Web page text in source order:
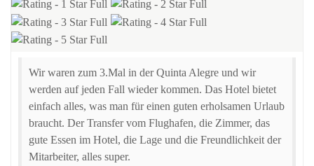
Wir waren zum 3.Mal in der Quinta Alegre und wir
werden auf jeden Fall wieder kommen. Das Hotel bietet
einfach alles, was man für einen guten erholsamen Urlaub
braucht. Der Transfer vom Flughafen, die Zimmer, das
gute Essen im Hotel, die Lage und die Freundlichkeit der
Mitarbeiter, alles super.